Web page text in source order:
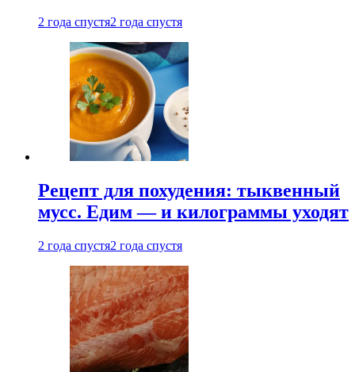
2 года спустя2 года спустя
Рецепт для похудения: тыквенный
мусс. Едим — и килограммы уходят
2 года спустя2 года спустя